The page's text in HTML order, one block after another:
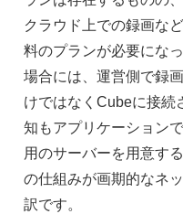
クラウド上での録画な
料のプランが必要にな
場合には、運営側で録
けではなくCubeに接続
知もアプリケーション
用のサーバーを用意す
の仕組みが画期的なネ
訳です。